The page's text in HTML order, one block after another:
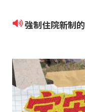
強制住院新制